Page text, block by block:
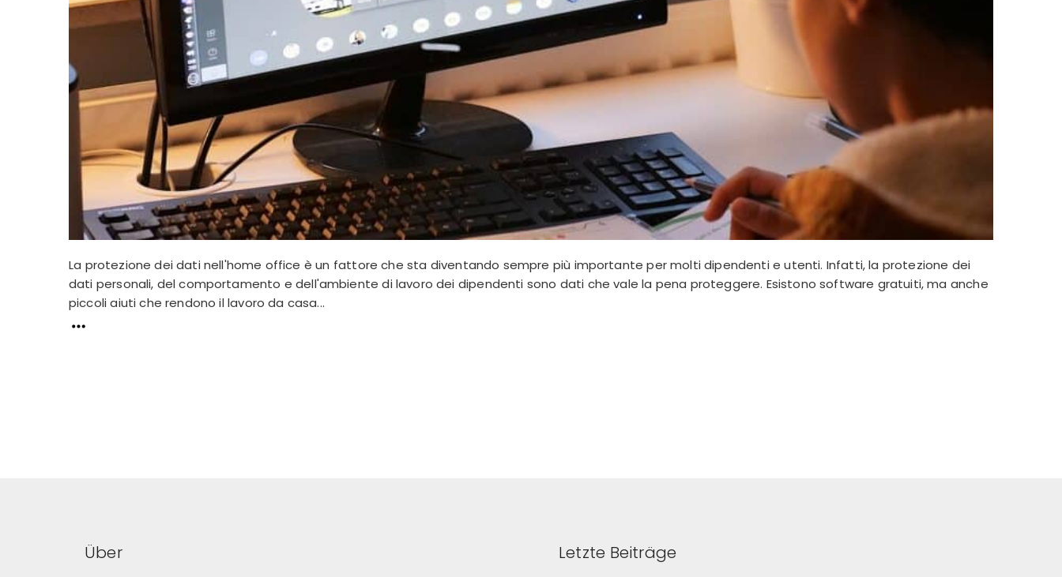
La protezione dei dati nell'home office è un fattore che sta diventando sempre più importante per molti dipendenti e utenti. Infatti, la protezione dei
dati personali, del comportamento e dell'ambiente di lavoro dei dipendenti sono dati che vale la pena proteggere. Esistono software gratuiti, ma anche
piccoli aiuti che rendono il lavoro da casa...
Über Letzte Beiträge